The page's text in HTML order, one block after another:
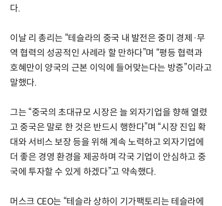
다.
이날 리 총리는 “테슬라의 중국 내 발전은 중미 경제·무
역 협력의 성공적인 사례라 할 만하다”며 “평등 협력과
호혜만이 양국의 근본 이익에 들어맞는다는 방증”이라고
말했다.
그는 “중국의 초대규모 시장은 늘 외자기업을 향해 열렸
고 중국은 말로 한 것은 반드시 행한다”며 “시장 진입 확
대와 서비스 보장 등을 위해 계속 노력하고 외자기업에
더 좋은 경영 환경을 제공하며 각국 기업이 안심하고 중
국에 투자할 수 있게 하겠다”고 약속했다.
머스크 CEO는 “테슬라 상하이 기가팩토리는 테슬라에